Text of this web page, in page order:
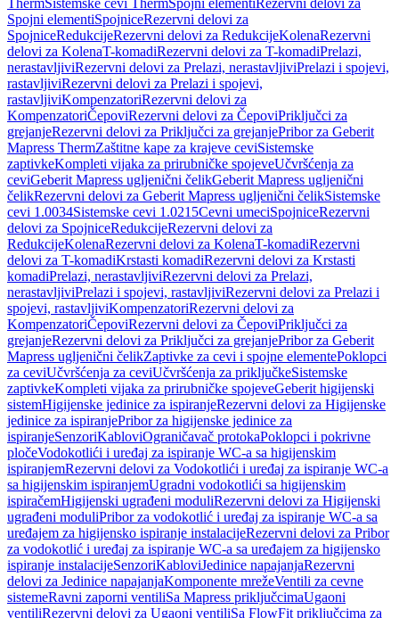
ThermSistemske cevi ThermSpojni elementi Rezervni delovi za
Spojni elementiSpojniceRezervni delovi za
SpojniceRedukcijeRezervni delovi za RedukcijeKolenaRezervni
delovi za KolenaT-komadiRezervni delovi za T-komadiPrelazi,
nerastavljiviRezervni delovi za Prelazi, nerastavljiviPrelazi i spojevi,
rastavljiviRezervni delovi za Prelazi i spojevi,
rastavljiviKompenzatoriRezervni delovi za
KompenzatoriČepoviRezervni delovi za ČepoviPriključci za
grejanjeRezervni delovi za Priključci za grejanjePribor za Geberit
Mapress ThermZaštitne kape za krajeve ceviSistemske
zaptivkeKompleti vijaka za prirubničke spojeveUčvršćenja za
ceviGeberit Mapress ugljenični čelikGeberit Mapress ugljenični
čelikRezervni delovi za Geberit Mapress ugljenični čelikSistemske
cevi 1.0034Sistemske cevi 1.0215Cevni umeciSpojniceRezervni
delovi za SpojniceRedukcijeRezervni delovi za
RedukcijeKolenaRezervni delovi za KolenaT-komadiRezervni
delovi za T-komadiKrstasti komadiRezervni delovi za Krstasti
komadiPrelazi, nerastavljiviRezervni delovi za Prelazi,
nerastavljiviPrelazi i spojevi, rastavljiviRezervni delovi za Prelazi i
spojevi, rastavljiviKompenzatoriRezervni delovi za
KompenzatoriČepoviRezervni delovi za ČepoviPriključci za
grejanjeRezervni delovi za Priključci za grejanjePribor za Geberit
Mapress ugljenični čelikZaptivke za cevi i spojne elementePoklopci
za ceviUčvršćenja za ceviUčvršćenja za priključkeSistemske
zaptivkeKompleti vijaka za prirubničke spojeveGeberit higijenski
sistemHigijenske jedinice za ispiranjeRezervni delovi za Higijenske
jedinice za ispiranjePribor za higijenske jedinice za
ispiranjeSenzoriKabloviOgraničavač protokaPoklopci i pokrivne
pločeVodokotlići i uređaj za ispiranje WC-a sa higijenskim
ispiranjemRezervni delovi za Vodokotlići i uređaj za ispiranje WC-a
sa higijenskim ispiranjemUgradni vodokotlići sa higijenskim
ispiračemHigijenski ugrađeni moduliRezervni delovi za Higijenski
ugrađeni moduliPribor za vodokotlić i uređaj za ispiranje WC-a sa
uređajem za higijensko ispiranje instalacijeRezervni delovi za Pribor
za vodokotlić i uređaj za ispiranje WC-a sa uređajem za higijensko
ispiranje instalacijeSenzoriKabloviJedinice napajanjaRezervni
delovi za Jedinice napajanjaKomponente mrežeVentili za cevne
sistemeRavni zaporni ventiliSa Mapress priključcimaUgaoni
ventiliRezervni delovi za Ugaoni ventiliSa FlowFit priključcima za